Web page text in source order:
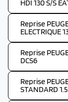
HDI 130 S/S
Reprise
ELECTRIQUE
Reprise
DCS6
Reprise
STANDARD